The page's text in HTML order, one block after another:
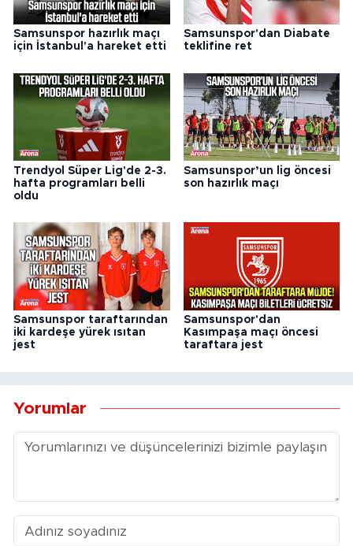
Samsunspor hazırlık maçı
için İstanbul'a hareket etti
Samsunspor'dan Diabate
teklifine ret
Trendyol Süper Lig'de 2-3.
hafta programları belli
oldu
Samsunspor’un lig öncesi
son hazırlık maçı
Samsunspor taraftarından
iki kardeşe yürek ısıtan
jest
Samsunspor'dan
Kasımpaşa maçı öncesi
taraftara jest
Yorumlar